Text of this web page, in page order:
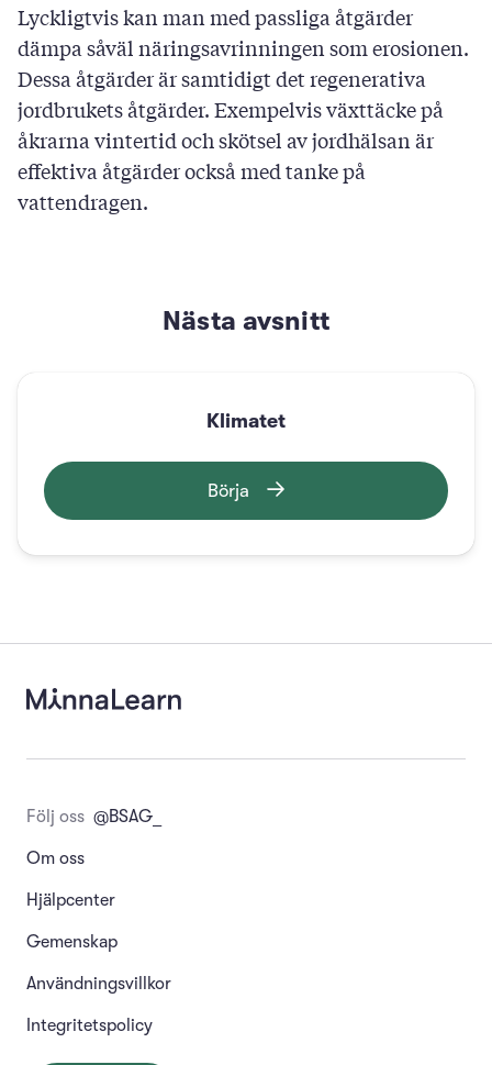
Lyckligtvis kan man med passliga åtgärder
dämpa såväl näringsavrinningen som erosionen.
Dessa åtgärder är samtidigt det regenerativa
jordbrukets åtgärder. Exempelvis växttäcke på
åkrarna vintertid och skötsel av jordhälsan är
effektiva åtgärder också med tanke på
vattendragen.
Nästa avsnitt
Klimatet
Börja
Följ oss @BSAG_
Om oss
Hjälpcenter
Gemenskap
Användningsvillkor
Integritetspolicy